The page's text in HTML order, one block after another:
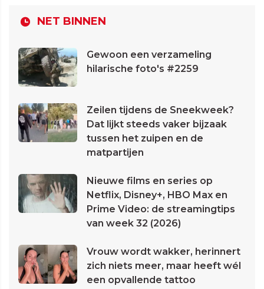
NET BINNEN
Gewoon een verzameling
hilarische foto's #2259
Zeilen tijdens de Sneekweek?
Dat lijkt steeds vaker bijzaak
tussen het zuipen en de
matpartijen
Nieuwe films en series op
Netflix, Disney+, HBO Max en
Prime Video: de streamingtips
van week 32 (2026)
Vrouw wordt wakker, herinnert
zich niets meer, maar heeft wél
een opvallende tattoo